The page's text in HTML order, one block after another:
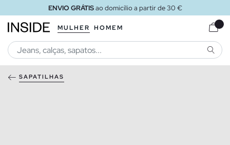
ENVIO GRÁTISao domicílio a partir de 30 €
MULHER HOMEM
SAPATILHAS